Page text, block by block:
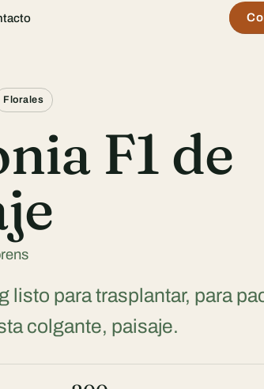
Florales
F1 de
listo para trasplantar, para
colgante, paisaje.